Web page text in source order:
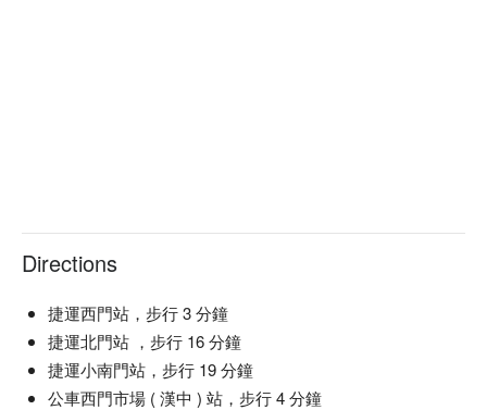
Directions
捷運西門站，步行 3 分鐘
捷運北門站 ，步行 16 分鐘
捷運小南門站，步行 19 分鐘
公車西門市場 ( 漢中 ) 站，步行 4 分鐘